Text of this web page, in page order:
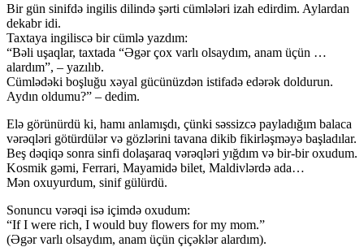
Bir gün sinifdə ingilis dilində şərti cümlələri izah edirdim. Aylardan
dekabr idi.
Taxtaya ingiliscə bir cümlə yazdım:
“Bəli uşaqlar, taxtada “Əgər çox varlı olsaydım, anam üçün …
alardım”, – yazılıb.
Cümlədəki boşluğu xəyal gücünüzdən istifadə edərək doldurun.
Aydın oldumu?” – dedim.
Elə görünürdü ki, hamı anlamışdı, çünki səssizcə payladığım balaca
vərəqləri götürdülər və gözlərini tavana dikib fikirləşməyə başladılar.
Beş dəqiqə sonra sinfi dolaşaraq vərəqləri yığdım və bir-bir oxudum.
Kosmik gəmi, Ferrari, Mayamidə bilet, Maldivlərdə ada…
Mən oxuyurdum, sinif gülürdü.
Sonuncu vərəqi isə içimdə oxudum:
“If I were rich, I would buy flowers for my mom.”
(Əgər varlı olsaydım, anam üçün çiçəklər alardım).